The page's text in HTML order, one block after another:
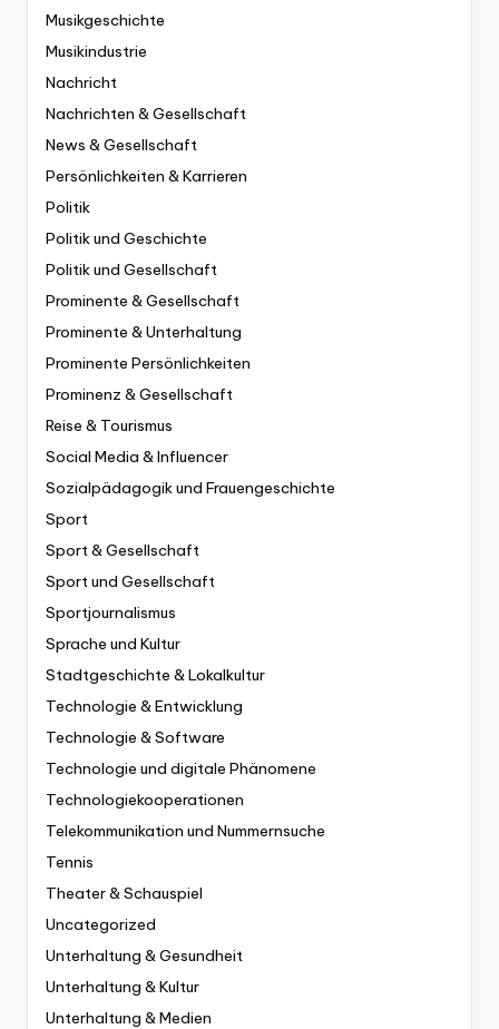
Musikgeschichte
Musikindustrie
Nachricht
Nachrichten & Gesellschaft
News & Gesellschaft
Persönlichkeiten & Karrieren
Politik
Politik und Geschichte
Politik und Gesellschaft
Prominente & Gesellschaft
Prominente & Unterhaltung
Prominente Persönlichkeiten
Prominenz & Gesellschaft
Reise & Tourismus
Social Media & Influencer
Sozialpädagogik und Frauengeschichte
Sport
Sport & Gesellschaft
Sport und Gesellschaft
Sportjournalismus
Sprache und Kultur
Stadtgeschichte & Lokalkultur
Technologie & Entwicklung
Technologie & Software
Technologie und digitale Phänomene
Technologiekooperationen
Telekommunikation und Nummernsuche
Tennis
Theater & Schauspiel
Uncategorized
Unterhaltung & Gesundheit
Unterhaltung & Kultur
Unterhaltung & Medien